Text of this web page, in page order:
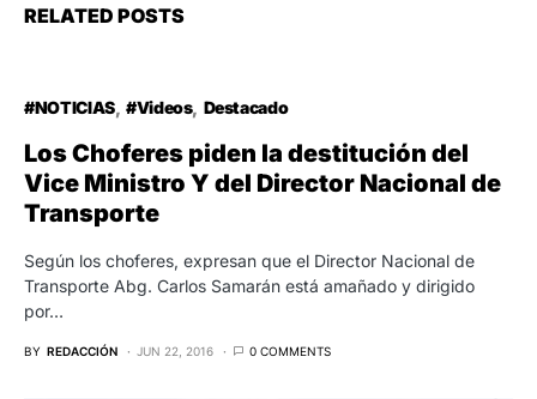
RELATED POSTS
#NOTICIAS #Videos Destacado
Los Choferes piden la destitución del
Vice Ministro Y del Director Nacional de
Transporte
Según los choferes, expresan que el Director Nacional de
Transporte Abg. Carlos Samarán está amañado y dirigido
por…
BY REDACCIÓN JUN 22, 2016 0 COMMENTS